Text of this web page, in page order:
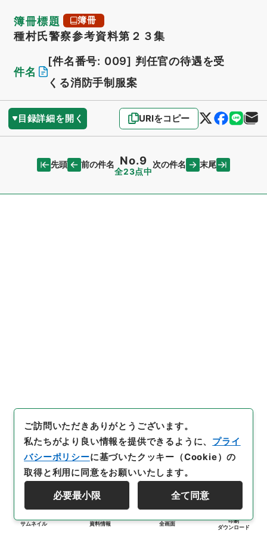
簿冊標題 簿冊
種村氏警察参考資料第２３集
件名
[件名番号: 009] 判任官の待遇を受
くる消防手制服案
目録詳細を開く URIをコピー
先頭 前の件名 No.9
全23点中
次の件名 末尾
サムネイル 資料情報 全画面
印刷
ダウンロード
ご訪問いただきありがとうございます。
私たちがより良い情報を提供できるように、 プライ
バシーポリシーに基づいたクッキー（Cookie）の
取得と利用に同意をお願いいたします。
必要最小限 全て同意